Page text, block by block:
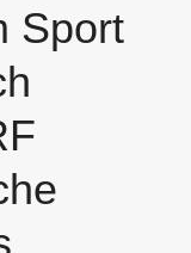
Sport